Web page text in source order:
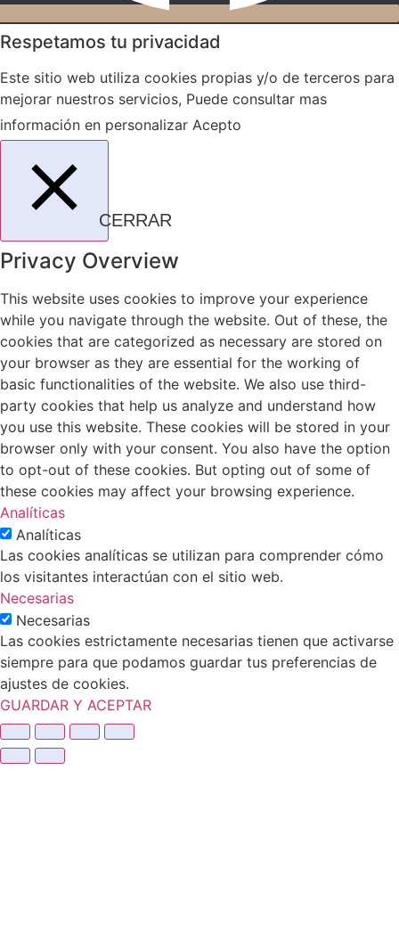
Respetamos tu privacidad
Este sitio web utiliza cookies propias y/o de terceros para
mejorar nuestros servicios, Puede consultar mas
información en personalizar Acepto
CERRAR
Privacy Overview
This website uses cookies to improve your experience
while you navigate through the website. Out of these, the
cookies that are categorized as necessary are stored on
your browser as they are essential for the working of
basic functionalities of the website. We also use third-
party cookies that help us analyze and understand how
you use this website. These cookies will be stored in your
browser only with your consent. You also have the option
to opt-out of these cookies. But opting out of some of
these cookies may affect your browsing experience.
Analíticas
Analíticas
Las cookies analíticas se utilizan para comprender cómo
los visitantes interactúan con el sitio web.
Necesarias
Necesarias
Las cookies estrictamente necesarias tienen que activarse
siempre para que podamos guardar tus preferencias de
ajustes de cookies.
GUARDAR Y ACEPTAR